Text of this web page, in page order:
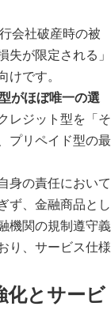
会社破産時の被
が限定される」
です。
がほぼ唯一の選
レジット型を「そ
プリペイド型の最
身の責任において
ず、金融商品とし
機関の規制遵守義
り、サービス仕様
化とサービ